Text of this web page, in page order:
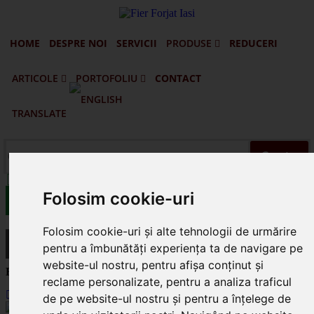
Folosim cookie-uri
Folosim cookie-uri și alte tehnologii de urmărire
pentru a îmbunătăți experiența ta de navigare pe
website-ul nostru, pentru afișa conținut și
reclame personalizate, pentru a analiza traficul
de pe website-ul nostru și pentru a înțelege de
HOME DESPRE NOI SERVICII PRODUSE REDUCERI
ARTICOLE PORTOFOLIU CONTACT
TRANSLATE
Cauta
Suna Prin WhatsApp
Suna 0745.578.165
Home
Produse
Balustrada din fier forjat model B002